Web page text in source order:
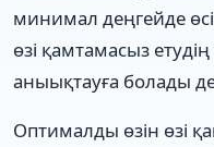
минимал деңгейде
өзі қамтамасыз
аныықтауға болады
Оптималды өзін өзі